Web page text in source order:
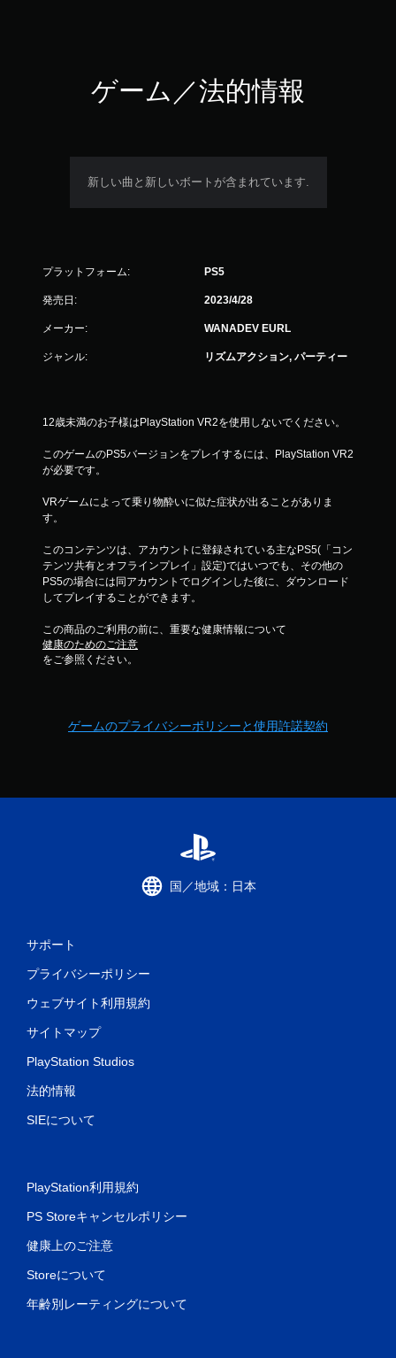
ゲーム／法的情報
新しい曲と新しいボートが含まれています.
プラットフォーム: PS5
発売日: 2023/4/28
メーカー: WANADEV EURL
ジャンル: リズムアクション, パーティー
12歳未満のお子様はPlayStation VR2を使用しないでください。
このゲームのPS5バージョンをプレイするには、PlayStation VR2
が必要です。
VRゲームによって乗り物酔いに似た症状が出ることがありま
す。
このコンテンツは、アカウントに登録されている主なPS5(「コン
テンツ共有とオフラインプレイ」設定)ではいつでも、その他の
PS5の場合には同アカウントでログインした後に、ダウンロード
してプレイすることができます。
この商品のご利用の前に、重要な健康情報について
健康のためのご注意
をご参照ください。
ゲームのプライバシーポリシーと使用許諾契約
国／地域：日本
サポート
プライバシーポリシー
ウェブサイト利用規約
サイトマップ
PlayStation Studios
法的情報
SIEについて
PlayStation利用規約
PS Storeキャンセルポリシー
健康上のご注意
Storeについて
年齢別レーティングについて